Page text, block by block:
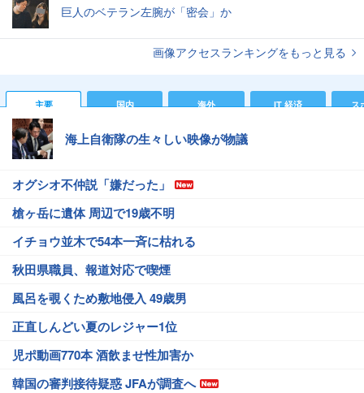
巨人のベテラン左腕が「密会」か
画像アクセスランキングをもっと見る
主要 国内 海外 IT 経済 ス
海上自衛隊の生々しい映像が物議
オグシオ不仲説「嫌だった」
槍ヶ岳に遺体 周辺で19歳不明
イチョウ並木で54本一斉に枯れる
秋田県職員、報道対応で喫煙
風呂を覗くため敷地侵入 49歳男
正直しんどい夏のレジャー1位
児ポ動画770本 酒飲ませ性加害か
韓国の審判接待疑惑 JFAが調査へ